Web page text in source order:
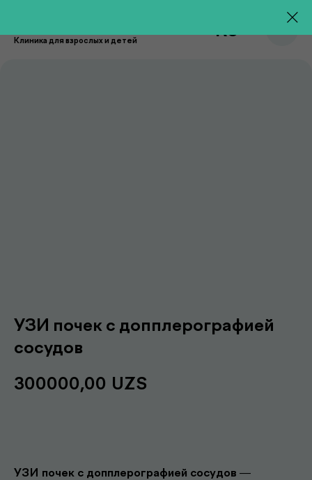
УЗИ почек с допплерографией
сосудов
300000,00 UZS
УЗИ почек с допплерографией сосудов —